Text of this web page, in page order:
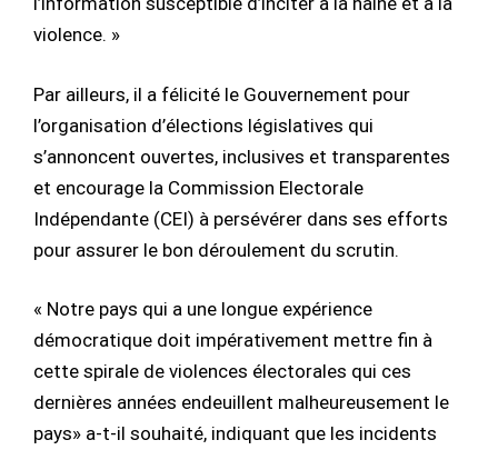
violence. »
Par ailleurs, il a félicité le Gouvernement pour
l’organisation d’élections législatives qui
s’annoncent ouvertes, inclusives et transparentes
et encourage la Commission Electorale
Indépendante (CEI) à persévérer dans ses efforts
pour assurer le bon déroulement du scrutin.
« Notre pays qui a une longue expérience
démocratique doit impérativement mettre fin à
cette spirale de violences électorales qui ces
dernières années endeuillent malheureusement le
pays» a-t-il souhaité, indiquant que les incidents